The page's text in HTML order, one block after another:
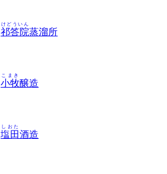
祁答院
けどういん
蒸溜所
小牧
こまき
醸造
塩田
しおた
酒造